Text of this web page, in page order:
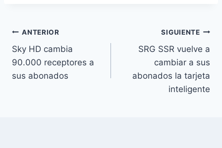
Navegación
de
entradas
ANTERIOR
Sky HD cambia
90.000 receptores a
sus abonados
SIGUIENTE
SRG SSR vuelve a
cambiar a sus
abonados la tarjeta
inteligente